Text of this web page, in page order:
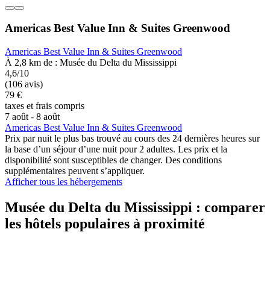
Americas Best Value Inn & Suites Greenwood
Americas Best Value Inn & Suites Greenwood
À 2,8 km de : Musée du Delta du Mississippi
4,6/10
(106 avis)
79 €
taxes et frais compris
7 août - 8 août
Americas Best Value Inn & Suites Greenwood
Prix par nuit le plus bas trouvé au cours des 24 dernières heures sur
la base d’un séjour d’une nuit pour 2 adultes. Les prix et la
disponibilité sont susceptibles de changer. Des conditions
supplémentaires peuvent s’appliquer.
Afficher tous les hébergements
Musée du Delta du Mississippi : comparer
les hôtels populaires à proximité